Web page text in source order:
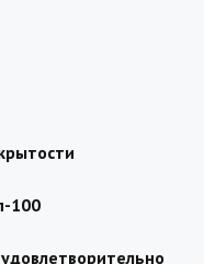
100